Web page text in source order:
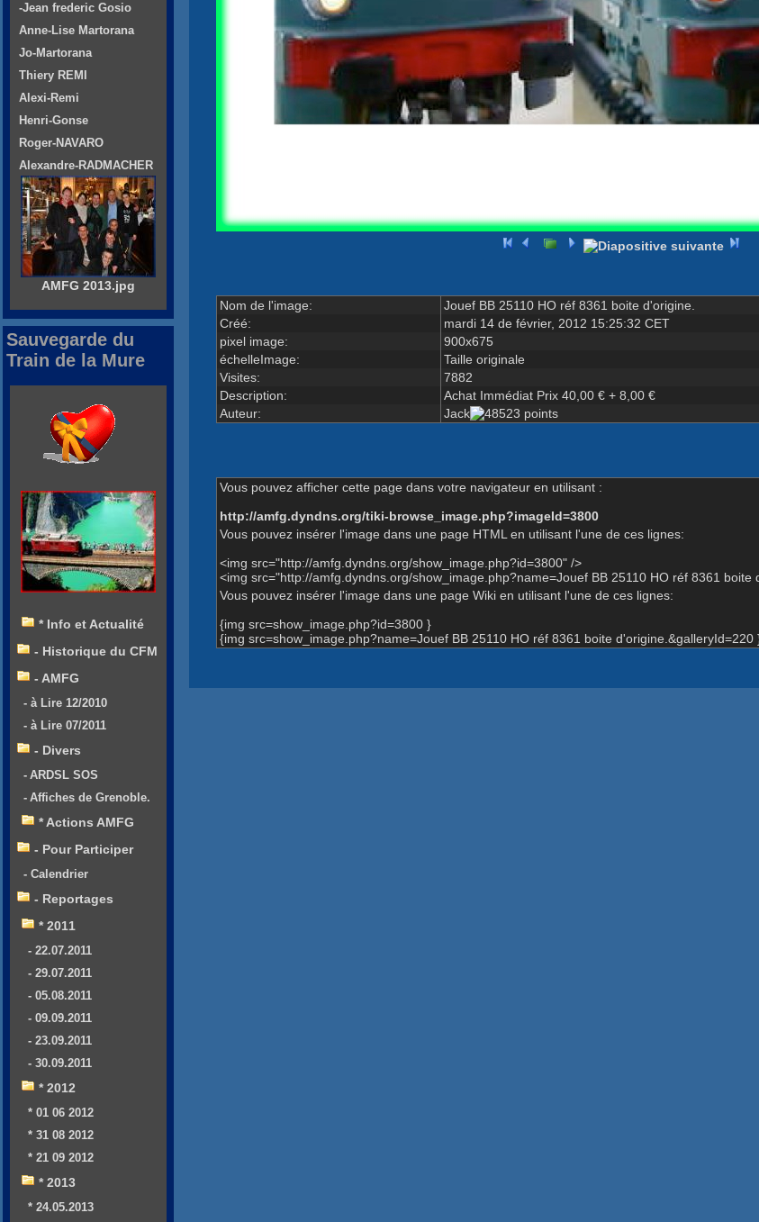
Nom de l'image:
Jouef BB 25110 HO réf 8361 boite d'origine.
Créé:
mardi 14 de février, 2012 15:25:32 CET
pixel image:
900x675
échelleImage:
Taille originale
Visites:
7882
Description:
Achat Immédiat Prix 40,00 € + 8,00 €
Auteur:
Jack
Vous pouvez afficher cette page dans votre navigateur en utilisant :
http://amfg.dyndns.org/tiki-browse_image.php?imageId=3800
Vous pouvez insérer l'image dans une page HTML en utilisant l'une de ces lignes:
<img src="http://amfg.dyndns.org/show_image.php?id=3800" />
<img src="http://amfg.dyndns.org/show_image.php?name=Jouef BB 25110 HO réf 8361 boite
Vous pouvez insérer l'image dans une page Wiki en utilisant l'une de ces lignes:
{img src=show_image.php?id=3800 }
{img src=show_image.php?name=Jouef BB 25110 HO réf 8361 boite d'origine.&galleryId=220
-Jean frederic Gosio
Anne-Lise Martorana
Jo-Martorana
Thiery REMI
Alexi-Remi
Henri-Gonse
Roger-NAVARO
Alexandre-RADMACHER
AMFG 2013.jpg
Sauvegarde du
Train de la Mure
* Info et Actualité
- Historique du CFM
- AMFG
- à Lire 12/2010
- à Lire 07/2011
- Divers
- ARDSL SOS
- Affiches de Grenoble.
* Actions AMFG
- Pour Participer
- Calendrier
- Reportages
* 2011
- 22.07.2011
- 29.07.2011
- 05.08.2011
- 09.09.2011
- 23.09.2011
- 30.09.2011
* 2012
* 01 06 2012
* 31 08 2012
* 21 09 2012
* 2013
* 24.05.2013